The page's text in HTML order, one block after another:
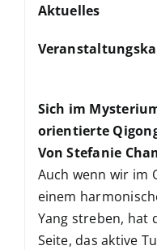
Aktuelles
Sich im
orientierte
Von Stefanie
Auch wenn wir im
einem
Yang streben, hat
Seite, das aktive